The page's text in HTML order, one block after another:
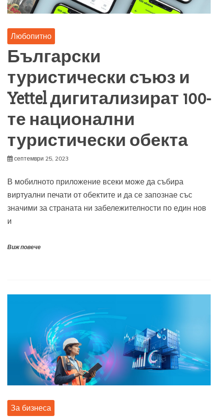
Любопитно
Български
туристически съюз и
Yettel дигитализират 100-
те национални
туристически обекта
септември 25, 2023
В мобилното приложение всеки може да събира
виртуални печати от обектите и да се запознае със
значими за страната ни забележителности по един нов
и
Виж повече
За бизнеса